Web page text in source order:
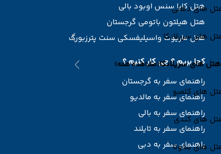
های دهلی
های سریلانکا
هتل های سریلانکا(مشاهده همه)
های کلمبو
های کندی
های بنتوتا
هتل کاپا سنس اوبود بالی
هتل هیلتون باتومی گرجستان
هتل ماریوت واسیلیفسکی سنت پترزبورگ
کجا بریم ؟ چی کار کنیم ؟
راهنمای سفر به گرجستان
راهنمای سفر به مالدیو
راهنمای سفر به بالی
راهنمای سفر به تایلند
راهنمای سفر به دبی